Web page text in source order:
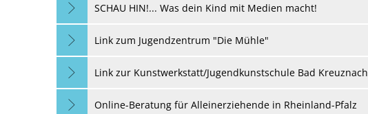
SCHAU HIN!... Was dein Kind mit Medien macht!
Link zum Jugendzentrum "Die Mühle"
Link zur Kunstwerkstatt/Jugendkunstschule Bad Kreuznach
Online-Beratung für Alleinerziehende in Rheinland-Pfalz